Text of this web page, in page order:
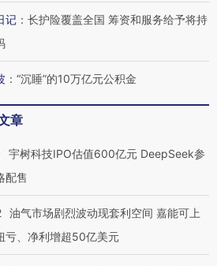
记 ： 长护险覆盖全国 筹资和服务给予将持
： “沉睡”的10万亿元公积金
章
宇树科技IPO估值600亿元 DeepSeek参
配售
油气市场剧烈波动现套利空间 嘉能可上
亏、净利增超50亿美元